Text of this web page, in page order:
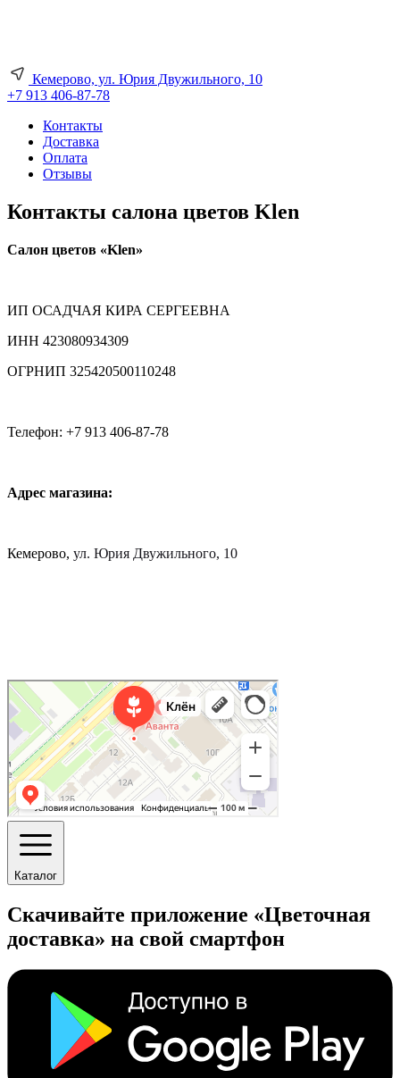
Кемерово, ул. Юрия Двужильного, 10
+7 913 406-87-78
Контакты
Доставка
Оплата
Отзывы
Контакты салона цветов Klen
Салон цветов «Klen»
ИП ОСАДЧАЯ КИРА СЕРГЕЕВНА
ИНН 423080934309
ОГРНИП 325420500110248
Телефон: +7 913 406-87-78
Адрес магазина:
Кемерово, ул. Юрия Двужильного, 10
Каталог
Скачивайте приложение «Цветочная
доставка» на свой смартфон